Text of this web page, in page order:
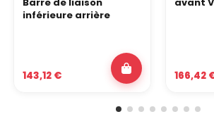
Barre de liaison
inférieure arrière
143,12 €
avant
166,42